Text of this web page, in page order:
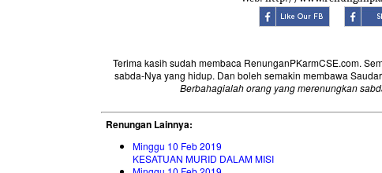
Terima kasih sudah membaca RenunganPKarmCSE.com.
sabda-Nya yang hidup. Dan boleh semakin membawa
Berbahagialah orang yang merenungkan
Renungan Lainnya:
Minggu 10 Feb 2019
KESATUAN MURID DALAM MISI